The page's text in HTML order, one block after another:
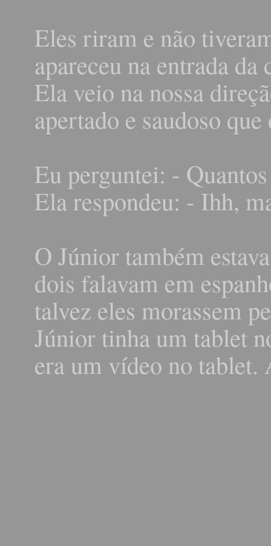
Eles riram e não
apareceu na entrada
Ela veio na nossa
apertado e saudoso
Eu perguntei: -
Ela respondeu: - Ihh,
O Júnior também
dois falavam em
talvez eles morassem
Júnior tinha um tablet
era um vídeo no tablet.